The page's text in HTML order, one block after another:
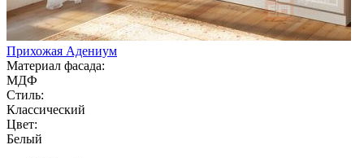
Прихожая Адениум
Материал фасада:
МДФ
Стиль:
Классический
Цвет:
Белый